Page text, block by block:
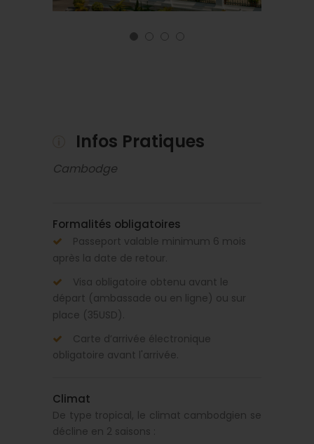
Infos Pratiques
Cambodge
Formalités obligatoires
Passeport valable minimum 6 mois
après la date de retour.
Visa obligatoire obtenu avant le
départ (ambassade ou en ligne) ou sur
place (35USD).
Carte d’arrivée électronique
obligatoire avant l'arrivée.
Climat
De type tropical, le climat cambodgien se
décline en 2 saisons :